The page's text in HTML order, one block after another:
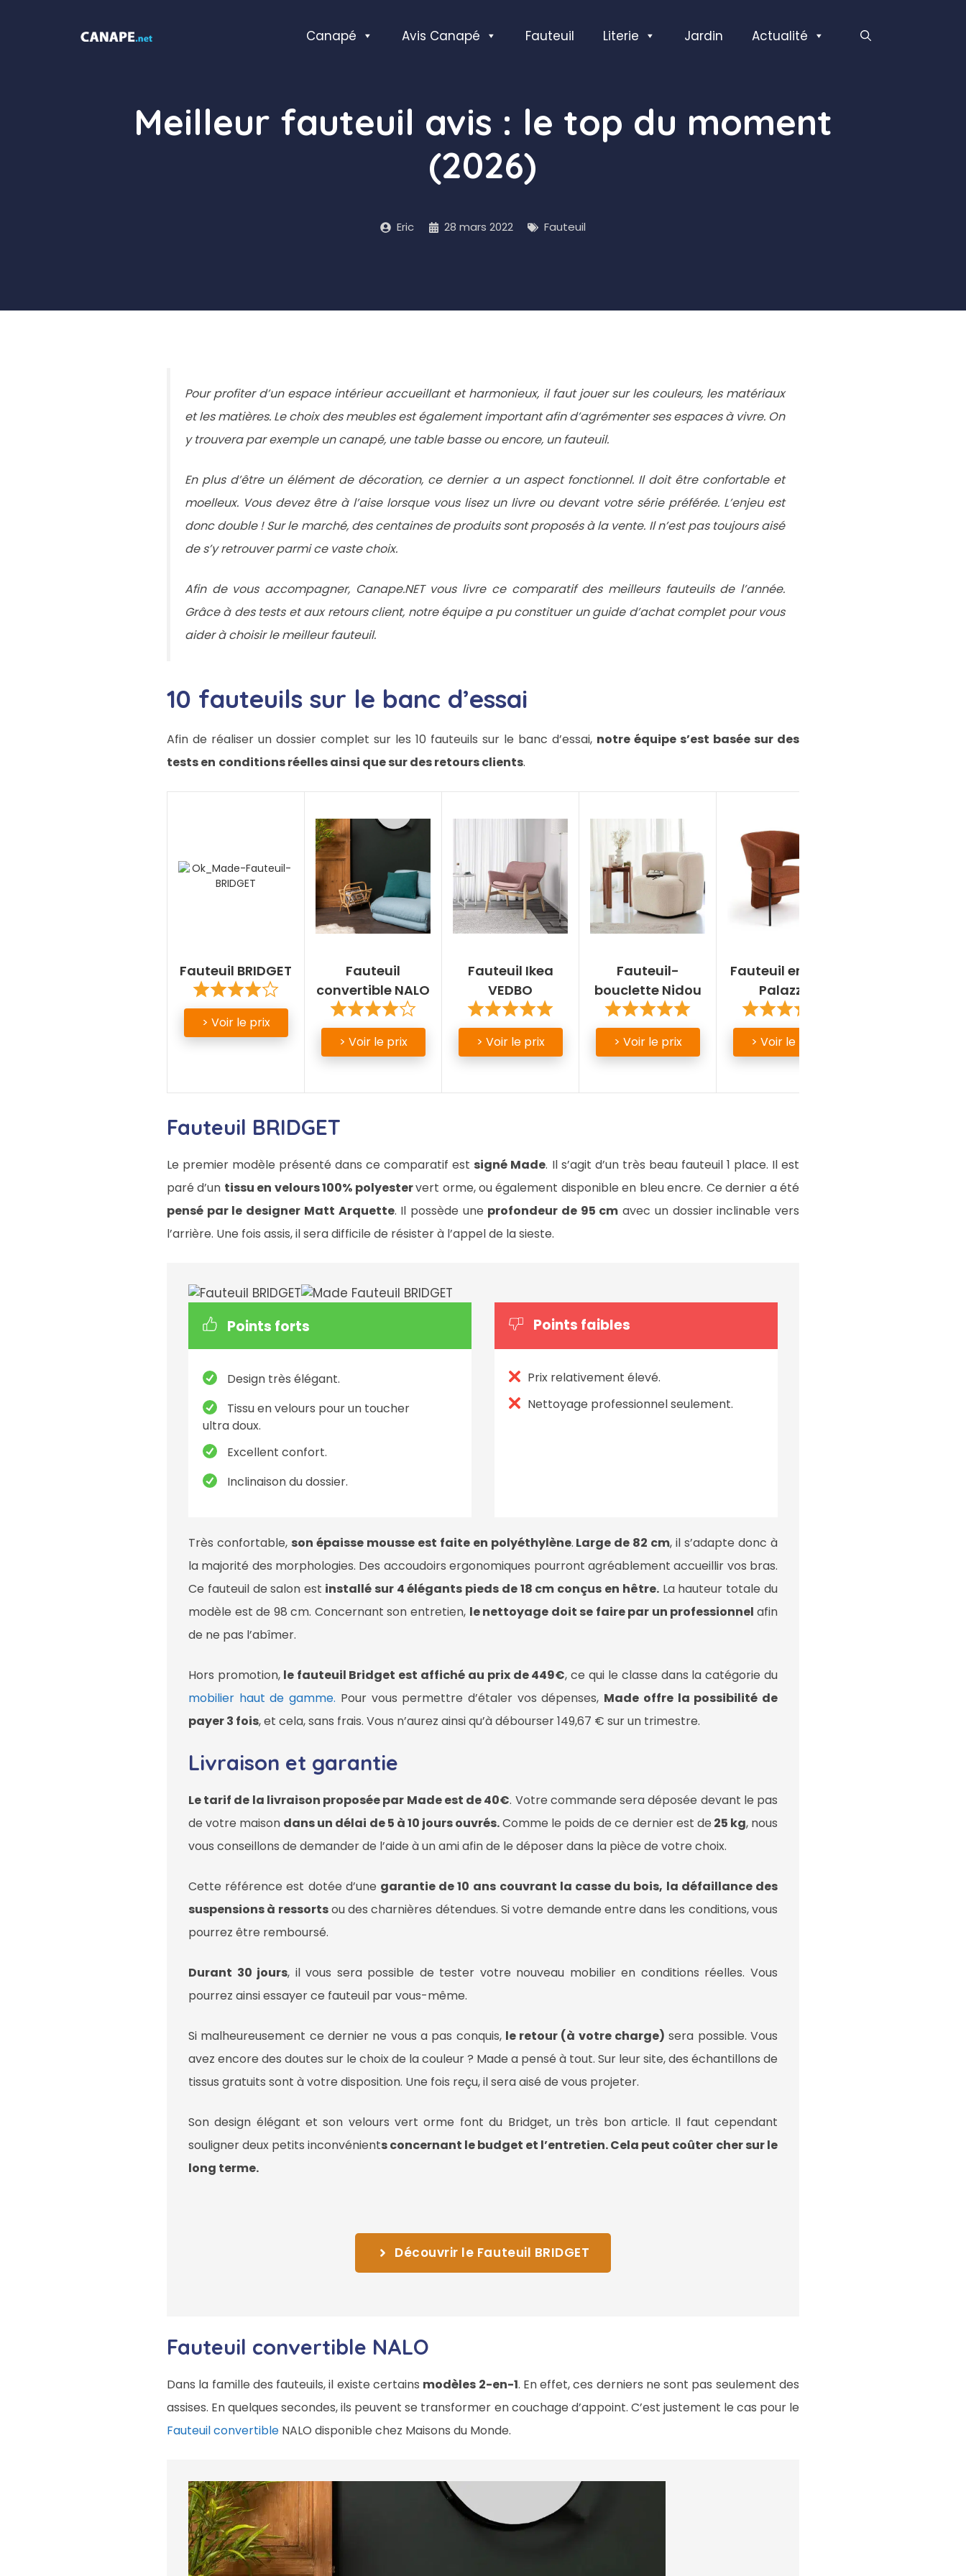
Canapé Avis Canapé Fauteuil Literie Jardin Actualité
Meilleur fauteuil avis : le top du moment
(2026)
Eric 28 mars 2022 Fauteuil
Pour profiter d’un espace intérieur accueillant et harmonieux, il faut jouer sur les couleurs, les matériaux
et les matières. Le choix des meubles est également important afin d’agrémenter ses espaces à vivre. On
y trouvera par exemple un canapé, une table basse ou encore, un fauteuil.
En plus d’être un élément de décoration, ce dernier a un aspect fonctionnel. Il doit être confortable et
moelleux. Vous devez être à l’aise lorsque vous lisez un livre ou devant votre série préférée. L’enjeu est
donc double ! Sur le marché, des centaines de produits sont proposés à la vente. Il n’est pas toujours aisé
de s’y retrouver parmi ce vaste choix.
Afin de vous accompagner, Canape.NET vous livre ce comparatif des meilleurs fauteuils de l’année.
Grâce à des tests et aux retours client, notre équipe a pu constituer un guide d’achat complet pour vous
aider à choisir le meilleur fauteuil.
10 fauteuils sur le banc d’essai
Afin de réaliser un dossier complet sur les 10 fauteuils sur le banc d’essai, notre équipe s’est basée sur des
tests en conditions réelles ainsi que sur des retours clients.
Fauteuil BRIDGET
> Voir le prix
Fauteuil
convertible NALO
> Voir le prix
Fauteuil Ikea
VEDBO
> Voir le prix
Fauteuil-
bouclette Nidou
> Voir le prix
Fauteuil en tissu
Palazzo
> Voir le prix
Fauteuil BRIDGET
Le premier modèle présenté dans ce comparatif est signé Made. Il s’agit d’un très beau fauteuil 1 place. Il est
paré d’un tissu en velours 100% polyestervert orme, ou également disponible en bleu encre. Ce dernier a été
pensé par le designer Matt Arquette. Il possède une profondeur de 95 cm avec un dossier inclinable vers
l’arrière. Une fois assis, il sera difficile de résister à l’appel de la sieste.
Points forts
Design très élégant.
Tissu en velours pour un toucher
ultra doux.
Excellent confort.
Inclinaison du dossier.
Points faibles
Prix relativement élevé.
Nettoyage professionnel seulement.
Très confortable, son épaisse mousse est faite en polyéthylène. Large de 82 cm, il s’adapte donc à
la majorité des morphologies. Des accoudoirs ergonomiques pourront agréablement accueillir vos bras.
Ce fauteuil de salon est installé sur 4 élégants pieds de 18 cm conçus en hêtre.La hauteur totale du
modèle est de 98 cm. Concernant son entretien, le nettoyage doit se faire par un professionnel afin
de ne pas l’abîmer.
Hors promotion,le fauteuil Bridget est affiché au prix de 449€, ce qui le classe dans la catégorie du
mobilier haut de gamme. Pour vous permettre d’étaler vos dépenses, Made offre la possibilité de
payer 3 fois, et cela, sans frais. Vous n’aurez ainsi qu’à débourser 149,67 € sur un trimestre.
Livraison et garantie
Le tarif de la livraison proposée par Made est de 40€. Votre commande sera déposée devant le pas
de votre maison dans un délai de 5 à 10 jours ouvrés.Comme le poids de ce dernier est de 25 kg, nous
vous conseillons de demander de l’aide à un ami afin de le déposer dans la pièce de votre choix.
Cette référence est dotée d’une garantie de 10 ans couvrant la casse du bois, la défaillance des
suspensions à ressortsou des charnières détendues. Si votre demande entre dans les conditions, vous
pourrez être remboursé.
Durant 30 jours, il vous sera possible de tester votre nouveau mobilier en conditions réelles. Vous
pourrez ainsi essayer ce fauteuil par vous-même.
Si malheureusement ce dernier ne vous a pas conquis, le retour (à votre charge) sera possible. Vous
avez encore des doutes sur le choix de la couleur ? Made a pensé à tout. Sur leur site, des échantillons de
tissus gratuits sont à votre disposition. Une fois reçu, il sera aisé de vous projeter.
Son design élégant et son velours vert orme font du Bridget, un très bon article. Il faut cependant
souligner deux petits inconvénients concernant le budget et l’entretien. Cela peut coûter cher sur le
long terme.
Découvrir le Fauteuil BRIDGET
Fauteuil convertible NALO
Dans la famille des fauteuils, il existe certains modèles 2-en-1. En effet, ces derniers ne sont pas seulement des
assises. En quelques secondes, ils peuvent se transformer en couchage d’appoint. C’est justement le cas pour le
Fauteuil convertible NALO disponible chez Maisons du Monde.